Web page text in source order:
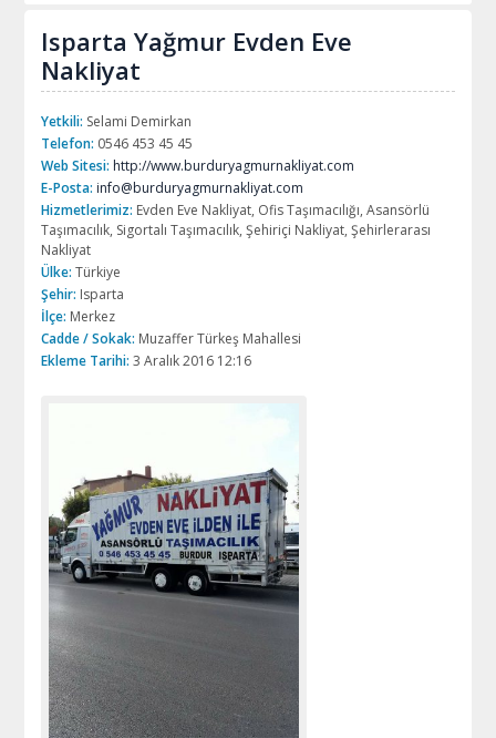
Isparta Yağmur Evden Eve
Nakliyat
Yetkili: Selami Demirkan
Telefon: 0546 453 45 45
Web Sitesi: http://www.burduryagmurnakliyat.com
E-Posta: info@burduryagmurnakliyat.com
Hizmetlerimiz: Evden Eve Nakliyat, Ofis Taşımacılığı, Asansörlü
Taşımacılık, Sigortalı Taşımacılık, Şehiriçi Nakliyat, Şehirlerarası
Nakliyat
Ülke: Türkiye
Şehir: Isparta
İlçe: Merkez
Cadde / Sokak: Muzaffer Türkeş Mahallesi
Ekleme Tarihi: 3 Aralık 2016 12:16